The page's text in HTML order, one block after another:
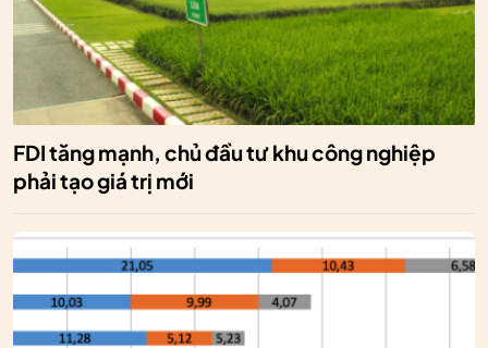
FDI tăng mạnh, chủ đầu tư khu công nghiệp
phải tạo giá trị mới